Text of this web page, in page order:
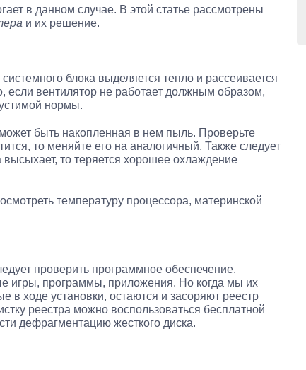
в данном случае. В этой статье рассмотрены
и их решение.
блока выделяется тепло и рассеивается
если вентилятор не работает должным образом,
нормы.
быть накопленная в нем пыль. Проверьте
то меняйте его на аналогичный. Также следует
то теряется хорошее охлаждение
температуру процессора, материнской
проверить программное обеспечение.
игры, программы, приложения. Но когда мы их
в ходе установки, остаются и засоряют реестр
реестра можно воспользоваться бесплатной
дефрагментацию жесткого диска.